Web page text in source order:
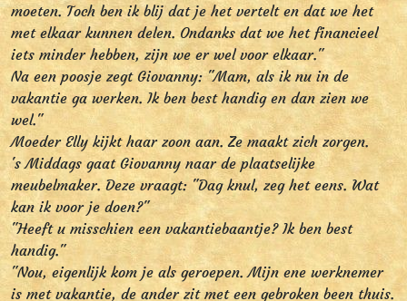
moeten. Toch ben ik blij dat je het vertelt en dat we het
met elkaar kunnen delen. Ondanks dat we het financieel
iets minder hebben, zijn we er wel voor elkaar."
Na een poosje zegt Giovanny: "Mam, als ik nu in de
vakantie ga werken. Ik ben best handig en dan zien we
wel."
Moeder Elly kijkt haar zoon aan. Ze maakt zich zorgen.
's Middags gaat Giovanny naar de plaatselijke
meubelmaker. Deze vraagt: "Dag knul, zeg het eens. Wat
kan ik voor je doen?"
"Heeft u misschien een vakantiebaantje? Ik ben best
handig."
"Nou, eigenlijk kom je als geroepen. Mijn ene werknemer
is met vakantie, de ander zit met een gebroken been thuis.